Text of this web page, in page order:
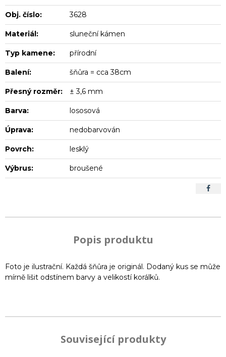
Obj. číslo: 3628
Materiál: sluneční kámen
Typ kamene: přírodní
Balení: šňůra = cca 38cm
Přesný rozměr: ± 3,6 mm
Barva: lososová
Úprava: nedobarvován
Povrch: lesklý
Výbrus: broušené
Popis produktu
Foto je ilustrační. Každá šňůra je originál. Dodaný kus se může
mírně lišit odstínem barvy a velikostí korálků.
Související produkty